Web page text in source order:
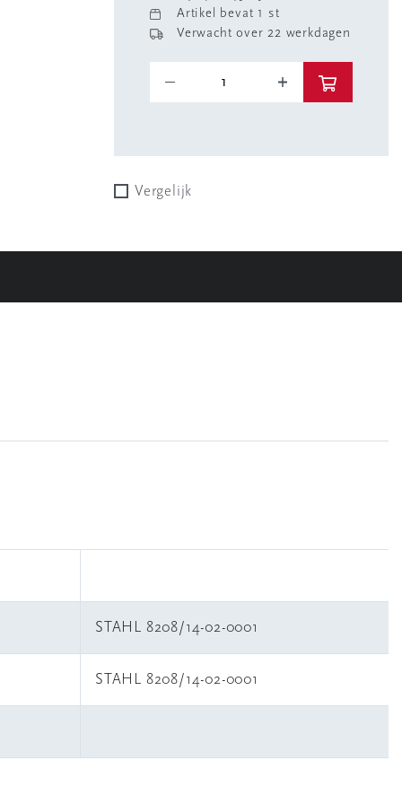
Artikel bevat 1 st
Verwacht over 22 werkdagen
Vergelijk
STAHL 8208/14-02-0001
STAHL 8208/14-02-0001